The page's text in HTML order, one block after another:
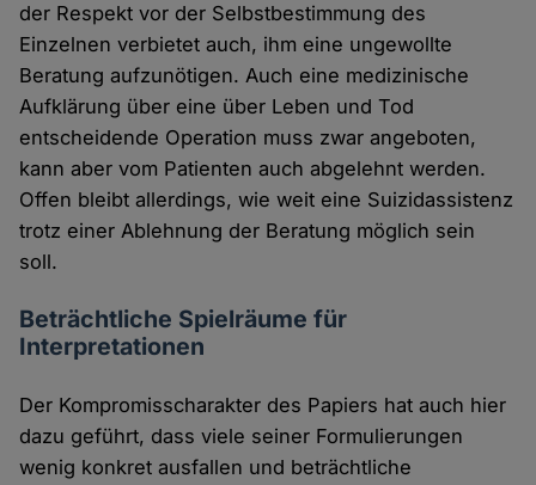
der Respekt vor der Selbstbestimmung des
Einzelnen verbietet auch, ihm eine ungewollte
Beratung aufzunötigen. Auch eine medizinische
Aufklärung über eine über Leben und Tod
entscheidende Operation muss zwar angeboten,
kann aber vom Patienten auch abgelehnt werden.
Offen bleibt allerdings, wie weit eine Suizidassistenz
trotz einer Ablehnung der Beratung möglich sein
soll.
Beträchtliche Spielräume für
Interpretationen
Der Kompromisscharakter des Papiers hat auch hier
dazu geführt, dass viele seiner Formulierungen
wenig konkret ausfallen und beträchtliche